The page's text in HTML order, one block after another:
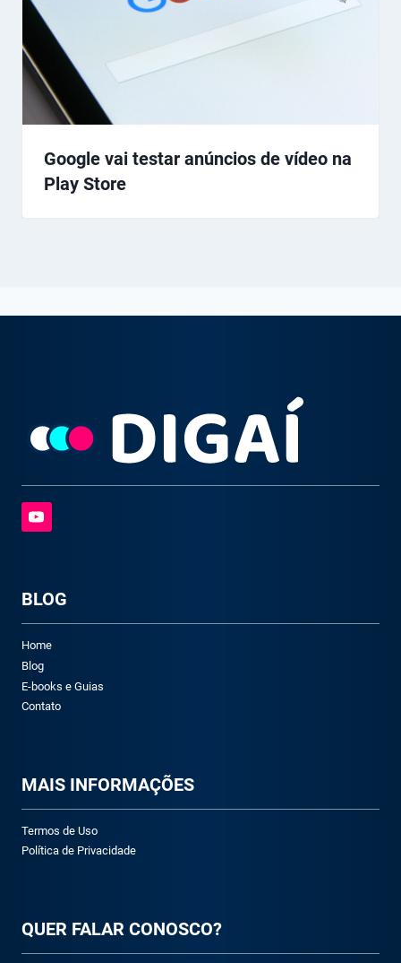
Google vai testar anúncios de vídeo na
Play Store
BLOG
Home
Blog
E-books e Guias
Contato
MAIS INFORMAÇÕES
Termos de Uso
Política de Privacidade
QUER FALAR CONOSCO?